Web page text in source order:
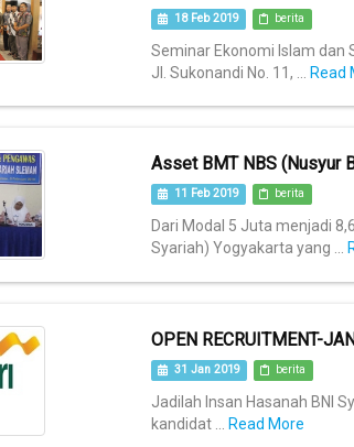
18 Feb 2019 berita
Seminar Ekonomi Islam dan
Jl. Sukonandi No. 11, ... Read
Asset BMT NBS (Nusyur
11 Feb 2019 berita
Dari Modal 5 Juta menjadi
Syariah) Yogyakarta yang ...
OPEN RECRUITMENT-
31 Jan 2019 berita
Jadilah Insan Hasanah BNI
kandidat ... Read More